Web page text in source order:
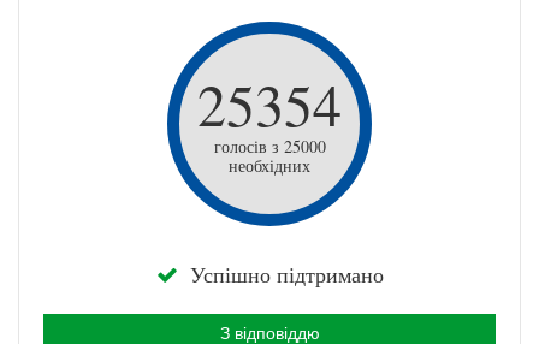
25354
голосів з 25000
необхідних
Успішно підтримано
З відповіддю